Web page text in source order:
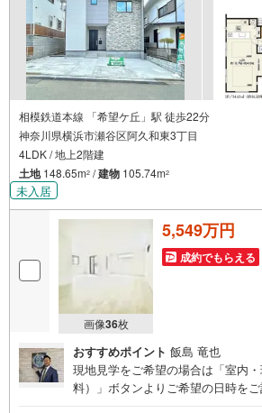
相模鉄道本線 「希望ケ丘」駅 徒歩22分
神奈川県横浜市瀬谷区阿久和東3丁目
4LDK / 地上2階建
土地148.65m2 /建物 105.74m2
未入居
画像36枚
5,549万円
成約でもらえる
おすすめポイント 飯島 竜也
現地見学をご希望の場合は「室内
料）」ボタンよりご希望の日時を